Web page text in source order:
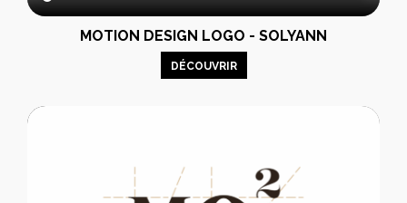
MOTION DESIGN LOGO - SOLYANN
DÉCOUVRIR